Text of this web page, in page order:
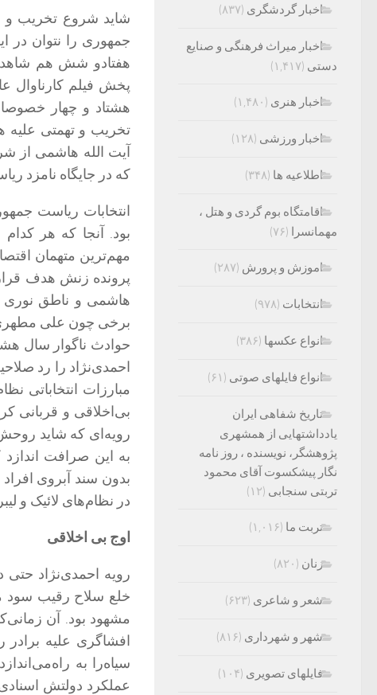
شاید شروع تخریب و
جمهوری را نتوان در
هفتادو شش هم شاهد
پخش فیلم کارناوال
هشتاد و چهار خصوصا
تخریب و تهمتی علیه
آیت الله هاشمی از
که در جایگاه نامزد
انتخابات ریاست
بود. آنجا که هر
مهم‌ترین متهمان
پرونده زنش هدف
هاشمی و ناطق نوری و
برخی چون علی مطهری
حوادث ناگوار سال
احمدی‌نژاد را رد
مبارزات انتخاباتی
بی‌اخلاقی و قربانی
رویه‌ای که شاید
به این صرافت
بدون سند آبروی افراد
در نظام‌های لائیک و
اوج بی اخلاقی
رویه احمدی‌نژاد
خلع سلاح رقیب سود
مشهود بود. آن
افشاگری علیه
سیاه‌را به
عملکرد دولتش اسنادی
اخبار گردشگری (۸۳۷)
اخبار میراث فرهنگی و صنایع
دستی (۱,۴۱۷)
اخبار هنری (۱,۴۸۰)
اخبار ورزشی (۱۲۸)
اطلاعیه ها (۳۴۸)
اقامتگاه بوم گردی و هتل ،
مهمانسرا (۷۶)
اموزش و پرورش (۲۸۷)
انتخابات (۹۷۸)
انواع عکسها (۳۸۶)
انواع فایلهای صوتی (۶۱)
تاریخ شفاهی ایران
یادداشتهایی از همشهری
پژوهشگر، نویسنده ، روز نامه
نگار پیشکسوت آقای محمود
تربتی سنجابی (۱۲)
تربت ما (۱,۰۱۶)
زنان (۸۲۰)
شعر و شاعری (۶۲۳)
شهر و شهرداری (۸۱۶)
فایلهای تصویری (۱۰۴)